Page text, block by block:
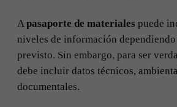
A pasaporte de materiales puede
niveles de información dependiendo
previsto. Sin embargo, para ser
debe incluir datos técnicos,
documentales.